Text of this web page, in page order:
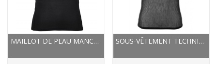
MAILLOT DE PEAU MANCHES COURTES BRYNJE SPRINT NOIR SOUS-VÊTEMENT TECHNIQUE - BRYNJE MÉRAKLON SUPER...